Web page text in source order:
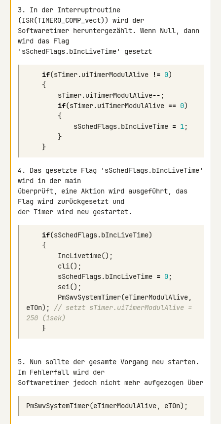
3. In der Interruptroutine
(ISR(TIMER0_COMP_vect)) wird der
Softwaretimer heruntergezählt. Wenn Null, dann
wird das Flag
'sSchedFlags.bIncLiveTime' gesetzt
if(sTimer.uiTimerModulAlive != 0)
{
sTimer.uiTimerModulAlive-- ;
if(sTimer.uiTimerModulAlive == 0)
{
sSchedFlags.bIncLiveTime = 1;
}
}
4. Das gesetzte Flag 'sSchedFlags.bIncLiveTime'
wird in der main
überprüft, eine Aktion wird ausgeführt, das
Flag wird zurückgesetzt und
der Timer wird neu gestartet.
if(sSchedFlags.bIncLiveTime)
{
IncLivetime();
cli();
sSchedFlags.bIncLiveTime = 0;
sei();
PmSwvSystemTimer(eTimerModulAlive,
eTOn);
// setzt sTimer.uiTimerModulAlive =
250 (1sek)
}
5. Nun sollte der gesamte Vorgang neu starten.
Im Fehlerfall wird der
Softwaretimer jedoch nicht mehr aufgezogen über
PmSwvSystemTimer(eTimerModulAlive, eTOn);